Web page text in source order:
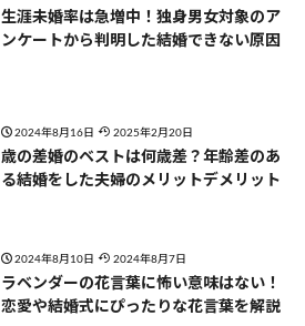
生涯未婚率は急増中！独身男女対象のア
ンケートから判明した結婚できない原因
2024年8月16日 2025年2月20日
歳の差婚のベストは何歳差？年齢差のあ
る結婚をした夫婦のメリットデメリット
2024年8月10日 2024年8月7日
ラベンダーの花言葉に怖い意味はない！
恋愛や結婚式にぴったりな花言葉を解説